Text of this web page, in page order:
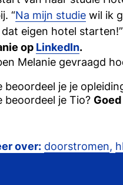
“Na mijn studie wil ik
eigen hotel starten!”
op LinkedIn.
Melanie gevraagd
beoordeel je je
beoordeel je Tio? Goed
over: doorstromen,